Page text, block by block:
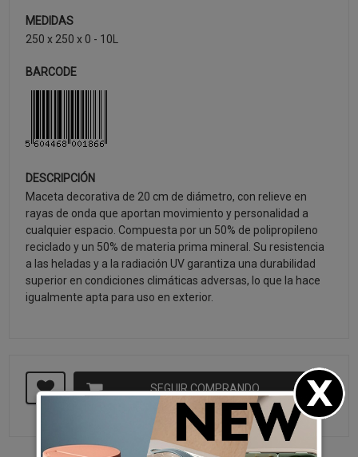
MEDIDAS
250 x 250 x 0 - 10L
BARCODE
DESCRIPCIÓN
Maceta decorativa de 20 cm de diámetro, con relieve en
rayas de onda que aportan movimiento y personalidad a
cualquier espacio. Compuesta por un 50% de polipropileno
reciclado y un 50% de materia prima mineral. Su resistencia
a las heladas y a la radiación UV garantiza una durabilidad
superior en condiciones climáticas adversas, lo que la hace
igualmente apta para uso en exterior.
SEGUIR COMPRANDO